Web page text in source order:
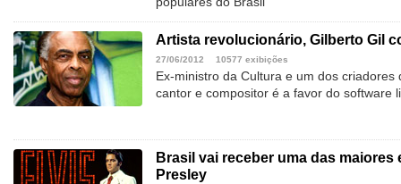
Artista revolucionário, Gilberto Gil
27/06/2012 10577 exibições
Ex-ministro da Cultura e um dos criadores
cantor e compositor é a favor do software
Brasil vai receber uma das
Presley